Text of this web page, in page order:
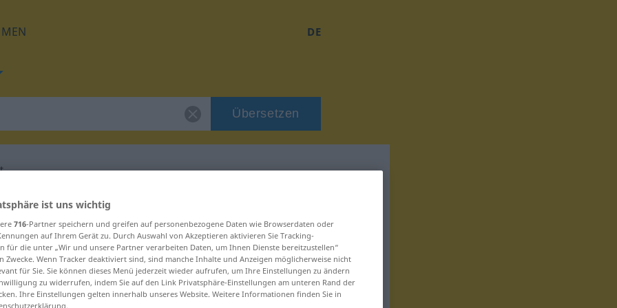
DE
Übersetzen
"Anamorphot"
ist uns wichtig
716-Partner speichern und greifen auf personenbezogene Daten wie Browserdaten oder
auf Ihrem Gerät zu. Durch Auswahl von Akzeptieren aktivieren Sie Tracking-
für die unter „Wir und unsere Partner verarbeiten Daten, um Ihnen Dienste bereitzustellen“
Zwecke. Wenn Tracker deaktiviert sind, sind manche Inhalte und Anzeigen möglicherweise nicht
für Sie. Sie können dieses Menü jederzeit wieder aufrufen, um Ihre Einstellungen zu ändern
zu widerrufen, indem Sie auf den Link Privatsphäre-Einstellungen am unteren Rand der
Ihre Einstellungen gelten innerhalb unseres Website. Weitere Informationen finden Sie in